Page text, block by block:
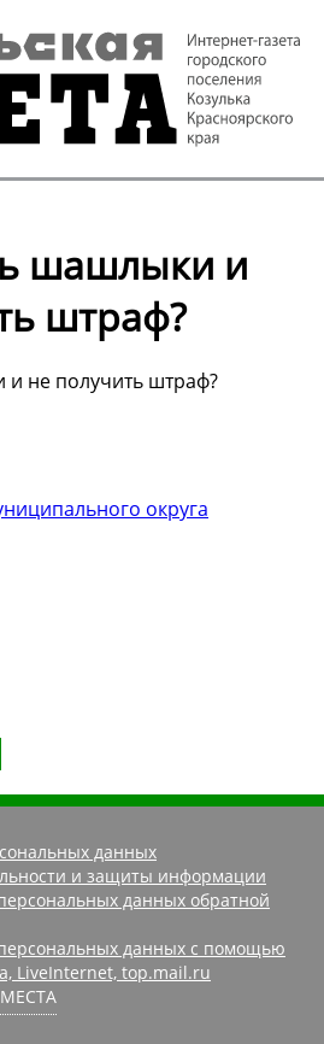
шашлыки и
штраф?
не получить штраф?
округа
данных
и защиты информации
данных обратной
данных с помощью
LiveInternet, top.mail.ru